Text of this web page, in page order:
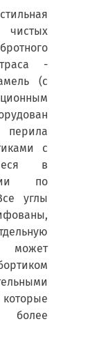
-
(с
с
в
по
углы
более